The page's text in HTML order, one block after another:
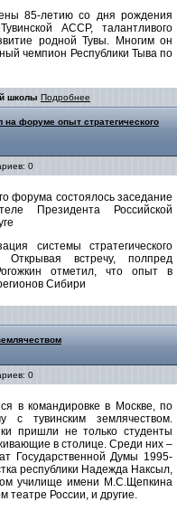
85-летию со дня рождения
АССР, талантливого
родной Тувы. Многим он
чемпион Республики Тыва по
школы Подробнее
на форуме опыт стратегического
0
форума состоялось заседание
Президента Российской
системы стратегического
Открывая встречу, полпред
отметил, что опыт в
Сибири
0
в командировке в Москве, по
с тувинским землячеством.
пришли не только студенты
в столице. Среди них –
Государственной Думы 1995-
республики Надежда Наксыл,
училище имени М.С.Щепкина
театре России, и другие.